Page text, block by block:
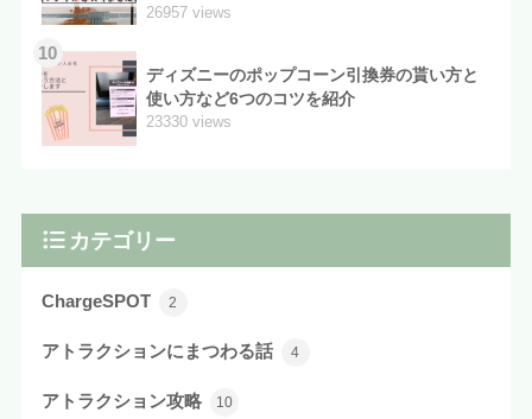
26957 views
10
ディズニーのポップコーン引換券の貰い方と
使い方など6つのコツを紹介
23330 views
カテゴリー
ChargeSPOT 2
アトラクションにまつわる話 4
アトラクション攻略 10